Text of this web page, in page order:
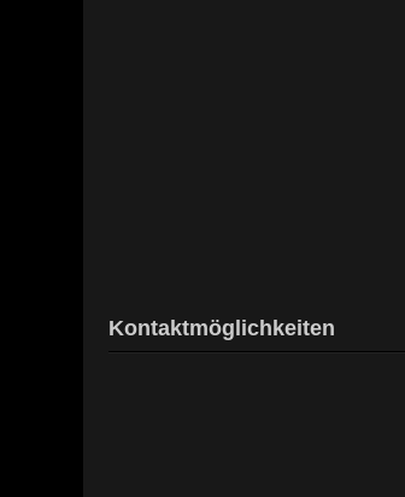
Kontaktmöglichkeiten